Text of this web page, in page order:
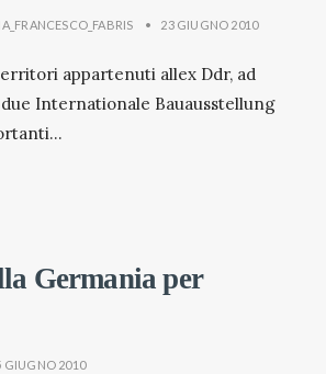
• 23 GIUGNO 2010
appartenuti allex Ddr, ad
Internationale Bauausstellung
...
Germania per
GIUGNO 2010